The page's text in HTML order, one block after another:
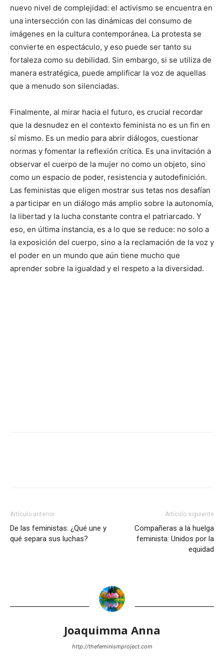
nuevo nivel de complejidad: el activismo se encuentra en
una intersección con las dinámicas del consumo de
imágenes en la cultura contemporánea. La protesta se
convierte en espectáculo, y eso puede ser tanto su
fortaleza como su debilidad. Sin embargo, si se utiliza de
manera estratégica, puede amplificar la voz de aquellas
que a menudo son silenciadas.
Finalmente, al mirar hacia el futuro, es crucial recordar
que la desnudez en el contexto feminista no es un fin en
sí mismo. Es un medio para abrir diálogos, cuestionar
normas y fomentar la reflexión crítica. Es una invitación a
observar el cuerpo de la mujer no como un objeto, sino
como un espacio de poder, resistencia y autodefinición.
Las feministas que eligen mostrar sus tetas nos desafían
a participar en un diálogo más amplio sobre la autonomía,
la libertad y la lucha constante contra el patriarcado. Y
eso, en última instancia, es a lo que se reduce: no solo a
la exposición del cuerpo, sino a la reclamación de la voz y
el poder en un mundo que aún tiene mucho que
aprender sobre la igualdad y el respeto a la diversidad.
Artículo anterior
De las feministas: ¿Qué une y
qué separa sus luchas?
Artículo siguiente
Compañeras a la huelga
feminista: Unidos por la
equidad
Joaquimma Anna
http://thefeminismproject.com